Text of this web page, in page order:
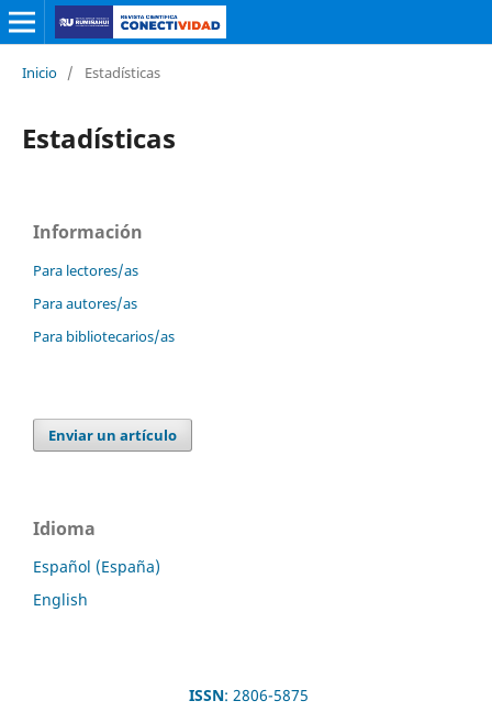
Inicio / Estadísticas
Estadísticas
Información
Para lectores/as
Para autores/as
Para bibliotecarios/as
Enviar un artículo
Idioma
Español (España)
English
ISSN: 2806-5875